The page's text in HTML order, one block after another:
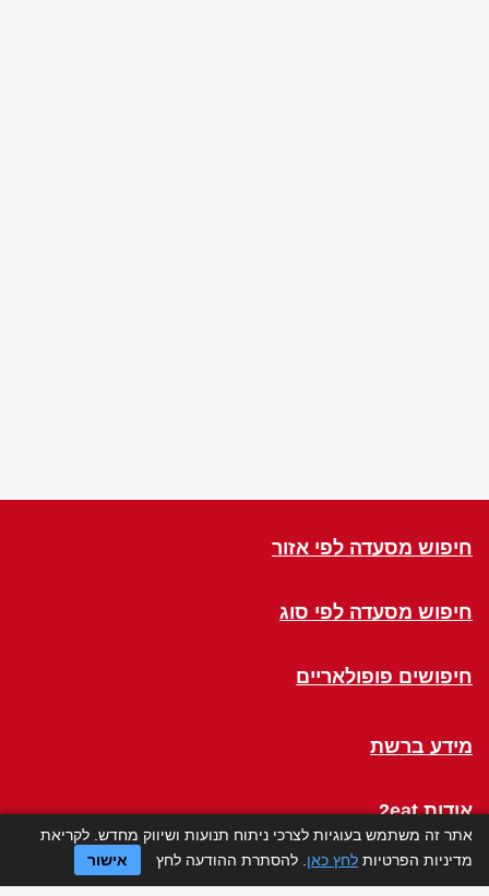
חיפוש מסעדה לפי אזור
חיפוש מסעדה לפי סוג
חיפושים פופולאריים
מידע ברשת
אודות 2eat
Click a Table
אתר זה משתמש בעוגיות לצרכי ניתוח תנועות ושיווק מחדש. לקריאת
מדיניות הפרטיות לחץ כאן . להסתרת ההודעה לחץ אישור